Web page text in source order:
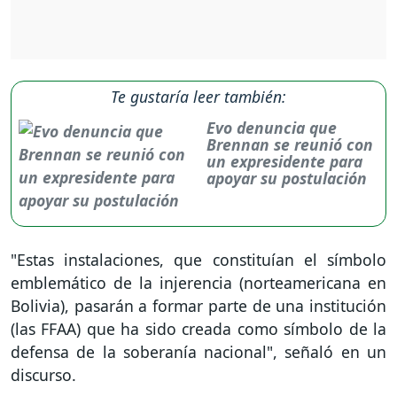
Te gustaría leer también:
Evo denuncia que
Brennan se reunió con
un expresidente para
apoyar su postulación
"Estas instalaciones, que constituían el símbolo
emblemático de la injerencia (norteamericana en
Bolivia), pasarán a formar parte de una institución
(las FFAA) que ha sido creada como símbolo de la
defensa de la soberanía nacional", señaló en un
discurso.